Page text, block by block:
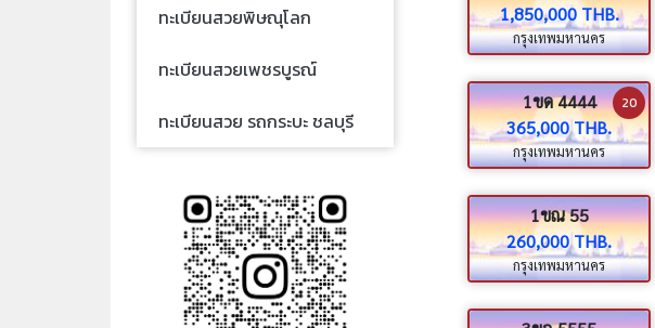
ทะเบียนสวยพิษณุโลก
ทะเบียนสวยเพชรบูรณ์
ทะเบียนสวย รถกระบะ ชลบุรี
1,850,000 THB.
กรุงเทพมหานคร
1ขด 4444
365,000 THB.
กรุงเทพมหานคร
20
1ขณ 55
260,000 THB.
กรุงเทพมหานคร